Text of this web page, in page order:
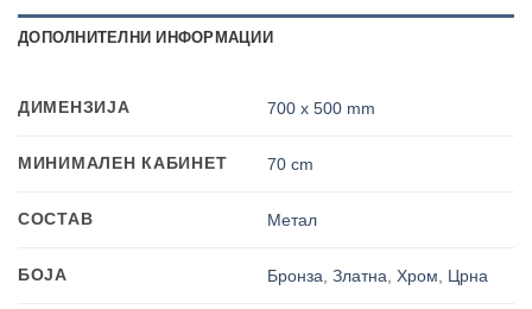
ДОПОЛНИТЕЛНИ ИНФОРМАЦИИ
ДИМЕНЗИЈА 700 x 500 mm
МИНИМАЛЕН КАБИНЕТ 70 cm
СОСТАВ Метал
БОЈА Бронза ,Златна ,Хром Црна